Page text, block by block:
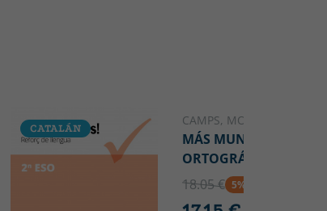
CATALÁN
CAMPS, MONTSERRAT
MÁS MUNDO
ORTOGRÁFICO 6
18.05 € 5% DTO